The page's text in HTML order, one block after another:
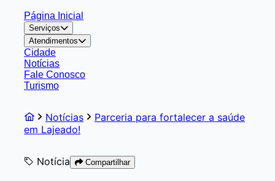
Página Inicial
Serviços
Atendimentos
Cidade
Notícias
Fale Conosco
Turismo
Notícias
Parceria para fortalecer a saúde
em Lajeado!
Notícia Compartilhar